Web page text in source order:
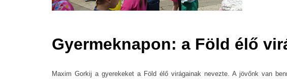
Gyermeknapon: a Föld élő
Maxim Gorkij a gyerekeket a Föld élő virágainak nevezte. A jövőnk van